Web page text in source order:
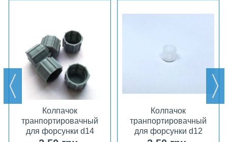
Колпачок
транпортировачный
для форсунки d14
Колпачок
транпортировачный
для форсунки d12